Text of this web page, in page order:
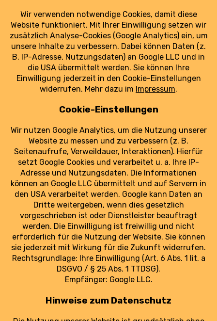
Neues Luftfrachtzentrum am Flughafen
Leipzig/Halle geplant
23. Juni 2025
Nach dem Rückzug von Amazon Air entsteht
am Flughafen Leipzig/Halle ein neues
Luftfrachtzentrum.
weiterlesen